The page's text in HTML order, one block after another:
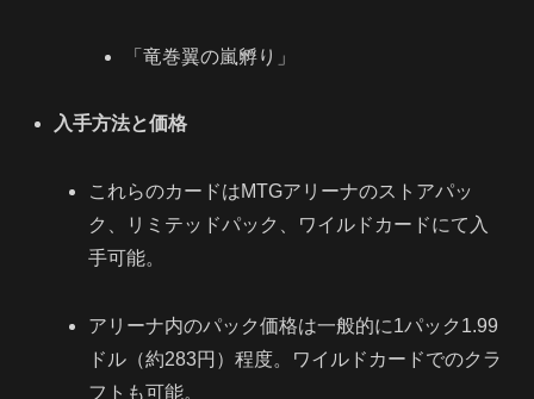
「竜巻翼の嵐孵り」
入手方法と価格
これらのカードはMTGアリーナのストアパッ
ク、リミテッドパック、ワイルドカードにて入
手可能。
アリーナ内のパック価格は一般的に1パック1.99
ドル（約283円）程度。ワイルドカードでのクラ
フトも可能。